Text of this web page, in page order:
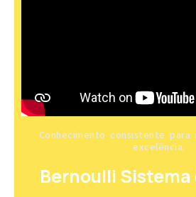
Conhecimento consistente para
excelência.
Bernoulli Sistema